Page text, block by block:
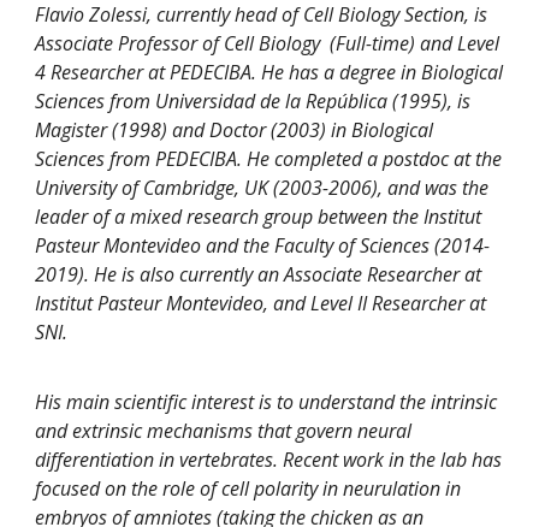
Flavio Zolessi, currently head of Cell Biology Section, is
Associate Professorof Cell Biology (Full-time) and Level
4 Researcher at PEDECIBA. He has a degree in Biological
Sciences from Universidad de la República (1995), is
Magister (1998) and Doctor (2003) in Biological
Sciences from PEDECIBA. He completed a postdoc at the
University of Cambridge, UK (2003-2006), and was the
leader of a mixed research group between the Institut
Pasteur Montevideo and the Faculty of Sciences (2014-
2019). He is also currently an Associate Researcher at
Institut Pasteur Montevideo, and Level II Researcher at
SNI.
His main scientific interest is to understand the intrinsic
and extrinsic mechanisms that govern neural
differentiation in vertebrates. Recent work in the lab has
focused on the role of cell polarity in neurulation in
embryos of amniotes (taking the chicken as an